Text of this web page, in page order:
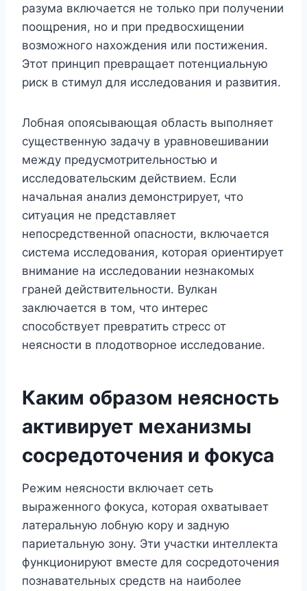
разума включается не только при получении
поощрения, но и при предвосхищении
возможного нахождения или постижения.
Этот принцип превращает потенциальную
риск в стимул для исследования и развития.
Лобная опоясывающая область выполняет
существенную задачу в уравновешивании
между предусмотрительностью и
исследовательским действием. Если
начальная анализ демонстрирует, что
ситуация не представляет
непосредственной опасности, включается
система исследования, которая ориентирует
внимание на исследовании незнакомых
граней действительности. Вулкан
заключается в том, что интерес
способствует превратить стресс от
неясности в плодотворное исследование.
Каким образом неясность
активирует механизмы
сосредоточения и фокуса
Режим неясности включает сеть
выраженного фокуса, которая охватывает
латеральную лобную кору и задную
париетальную зону. Эти участки интеллекта
функционируют вместе для сосредоточения
познавательных средств на наиболее